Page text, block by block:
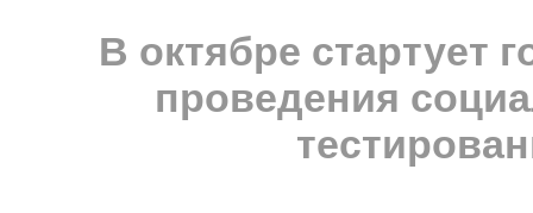
В октябре стартует
проведения